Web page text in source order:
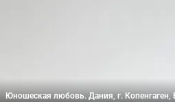
Юношеская любовь. Дания, г. Копенгаген,